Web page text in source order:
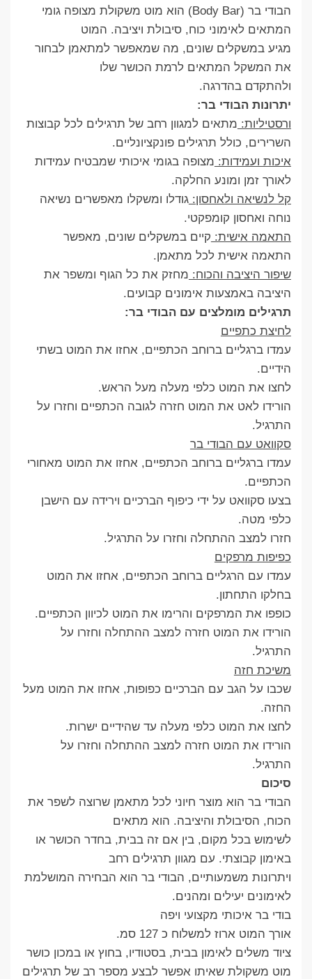
הבודי בר (Body Bar) הוא מוט משקולת מצופה גומי
המתאים לאימוני כוח, סיבולת ויציבה. המוט
מגיע במשקלים שונים, מה שמאפשר למתאמן לבחור
את המשקל המתאים לרמת הכושר שלו
ולהתקדם בהדרגה.
יתרונות הבודי בר:
ורסטיליות: מתאים למגוון רחב של תרגילים לכל קבוצות
השרירים, כולל תרגילים פונקציונליים.
איכות ועמידות: מצופה בגומי איכותי שמבטיח עמידות
לאורך זמן ומונע החלקה.
קל לנשיאה ולאחסון:גודלו ומשקלו מאפשרים נשיאה
נוחה ואחסון קומפקטי.
התאמה אישית: קיים במשקלים שונים, מאפשר
התאמה אישית לכל מתאמן.
שיפור היציבה והכוח: מחזק את כל הגוף ומשפר את
היציבה באמצעות אימונים קבועים.
תרגילים מומלצים עם הבודי בר:
לחיצת כתפיים
עמדו ברגליים ברוחב הכתפיים, אחזו את המוט בשתי
הידיים.
לחצו את המוט כלפי מעלה מעל הראש.
הורידו לאט את המוט חזרה לגובה הכתפיים וחזרו על
התרגיל.
סקוואט עם הבודי בר
עמדו ברגליים ברוחב הכתפיים, אחזו את המוט מאחורי
הכתפיים.
בצעו סקוואט על ידי כיפוף הברכיים וירידה עם הישבן
כלפי מטה.
חזרו למצב ההתחלה וחזרו על התרגיל.
כפיפות מרפקים
עמדו עם הרגליים ברוחב הכתפיים, אחזו את המוט
בחלקו התחתון.
כופפו את המרפקים והרימו את המוט לכיוון הכתפיים.
הורידו את המוט חזרה למצב ההתחלה וחזרו על
התרגיל.
משיכת חזה
שכבו על הגב עם הברכיים כפופות, אחזו את המוט מעל
החזה.
לחצו את המוט כלפי מעלה עד שהידיים ישרות.
הורידו את המוט חזרה למצב ההתחלה וחזרו על
התרגיל.
סיכום
הבודי בר הוא מוצר חיוני לכל מתאמן שרוצה לשפר את
הכוח, הסיבולת והיציבה. הוא מתאים
לשימוש בכל מקום, בין אם זה בבית, בחדר הכושר או
באימון קבוצתי. עם מגוון תרגילים רחב
ויתרונות משמעותיים, הבודי בר הוא הבחירה המושלמת
לאימונים יעילים ומהנים.
בודי בר איכותי מקצועי ויפה
אורך המוט ארוז למשלוח כ 127 סמ.
ציוד משלים לאימון בבית, בסטודיו, בחוץ או במכון כושר
מוט משקולת שאיתו אפשר לבצע מספר רב של תרגילים